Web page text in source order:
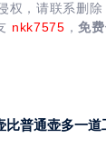
权，请联系删除
nkk7575 ，免
比普通壶多一